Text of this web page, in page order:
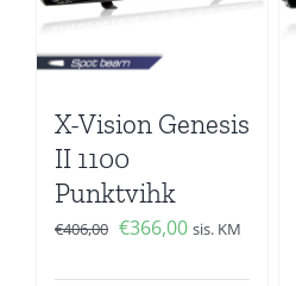
X-Vision Genesis
II 1100
Punktvihk
€406,00 Algne
€366,00Current
sis. KM